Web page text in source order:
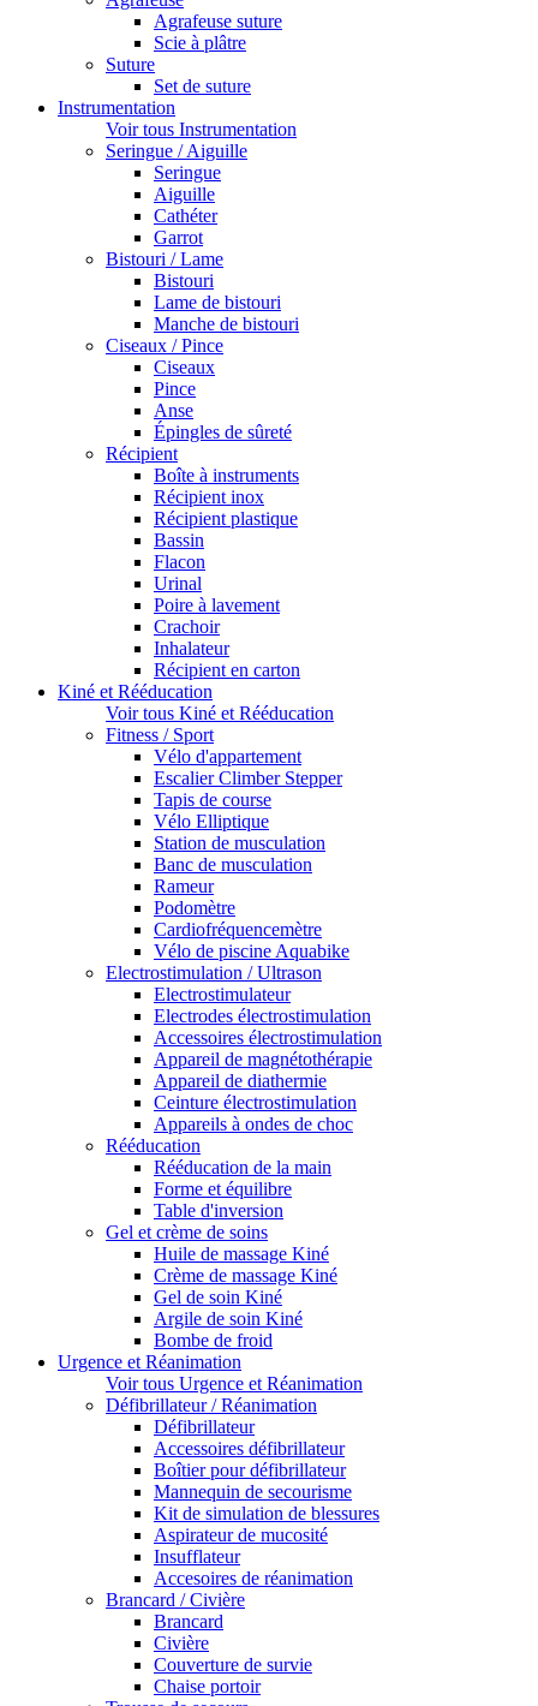
Agrafeuse suture
Scie à plâtre
Suture
Set de suture
Instrumentation
Voir tous Instrumentation
Seringue / Aiguille
Seringue
Aiguille
Cathéter
Garrot
Bistouri / Lame
Bistouri
Lame de bistouri
Manche de bistouri
Ciseaux / Pince
Ciseaux
Pince
Anse
Épingles de sûreté
Récipient
Boîte à instruments
Récipient inox
Récipient plastique
Bassin
Flacon
Urinal
Poire à lavement
Crachoir
Inhalateur
Récipient en carton
Kiné et Rééducation
Voir tous Kiné et Rééducation
Fitness / Sport
Vélo d'appartement
Escalier Climber Stepper
Tapis de course
Vélo Elliptique
Station de musculation
Banc de musculation
Rameur
Podomètre
Cardiofréquencemètre
Vélo de piscine Aquabike
Electrostimulation / Ultrason
Electrostimulateur
Electrodes électrostimulation
Accessoires électrostimulation
Appareil de magnétothérapie
Appareil de diathermie
Ceinture électrostimulation
Appareils à ondes de choc
Rééducation
Rééducation de la main
Forme et équilibre
Table d'inversion
Gel et crème de soins
Huile de massage Kiné
Crème de massage Kiné
Gel de soin Kiné
Argile de soin Kiné
Bombe de froid
Urgence et Réanimation
Voir tous Urgence et Réanimation
Défibrillateur / Réanimation
Défibrillateur
Accessoires défibrillateur
Boîtier pour défibrillateur
Mannequin de secourisme
Kit de simulation de blessures
Aspirateur de mucosité
Insufflateur
Accesoires de réanimation
Brancard / Civière
Brancard
Civière
Couverture de survie
Chaise portoir